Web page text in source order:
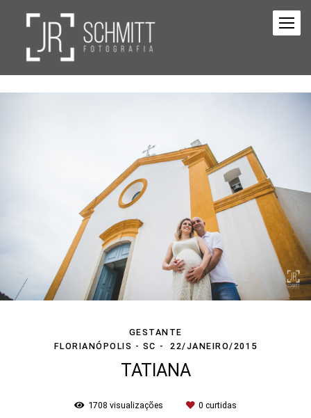
GESTANTE
FLORIANÓPOLIS - SC
22/JANEIRO/2015
TATIANA
1708 visualizações 0 curtidas